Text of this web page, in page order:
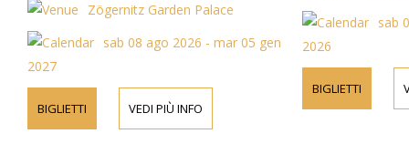
Zögernitz Garden Palace
sab 08 ago 2026 - mar 05 gen
2027
BIGLIETTI VEDI PIÙ INFO
sab
2026
BIGLIETTI